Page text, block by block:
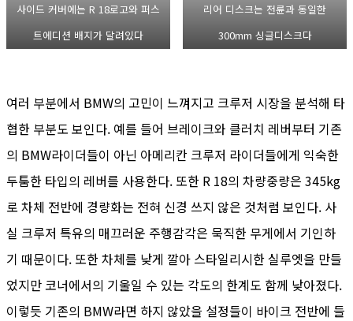
사이드 커버에는 R 18로고와 퍼스
트에디션 배지가 달려있다
리어 디스크는 전륜과 동일한
300mm 싱글디스크다
여러 부분에서 BMW의 고민이 느껴지고 크루저 시장을 분석해 타
협한 부분도 보인다. 예를 들어 브레이크와 클러치 레버부터 기존
의 BMW라이더들이 아닌 아메리칸 크루저 라이더들에게 익숙한
두툼한 타입의 레버를 사용한다. 또한 R 18의 차량중량은 345kg
로 차체 전반에 경량화는 전혀 신경 쓰지 않은 것처럼 보인다. 사
실 크루저 특유의 매끄러운 주행감각은 묵직한 무게에서 기인하
기 때문이다. 또한 차체를 낮게 깔아 스타일리시한 실루엣을 만들
었지만 코너에서의 기울일 수 있는 각도의 한계도 함께 낮아졌다.
이렇듯 기존의 BMW라면 하지 않았을 설정들이 바이크 전반에 들